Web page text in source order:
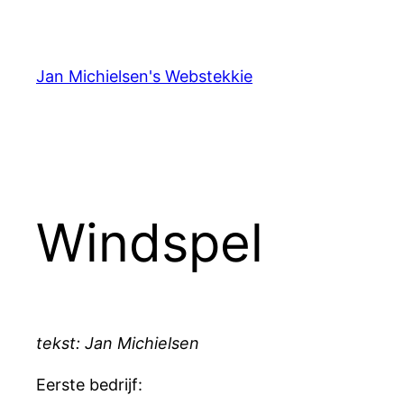
Jan Michielsen's Webstekkie
Windspel
tekst: Jan Michielsen
Eerste bedrijf: